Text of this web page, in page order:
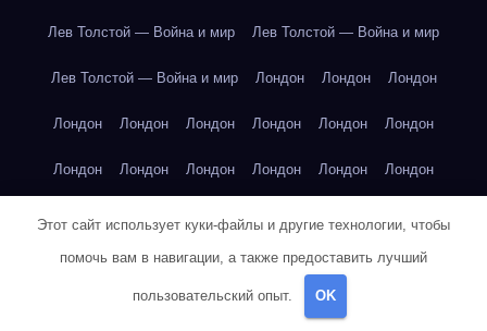
Лев Толстой — Война и мир Лев Толстой — Война и мир
Лев Толстой — Война и мир Лондон Лондон Лондон
Лондон Лондон Лондон Лондон Лондон Лондон
Лондон Лондон Лондон Лондон Лондон Лондон
Лондон Лондон
Лондон Лондон Лондон Лондон Лос-Анджелес
Этот сайт использует куки-файлы и другие технологии, чтобы
помочь вам в навигации, а также предоставить лучший
пользовательский опыт. OK